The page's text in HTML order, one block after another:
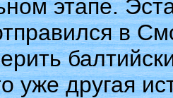
этапе.
в
уже другая